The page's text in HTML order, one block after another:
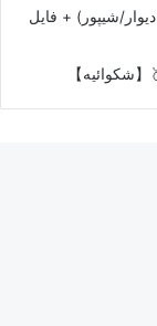
شیپور) + فایل
【شکوائیه】